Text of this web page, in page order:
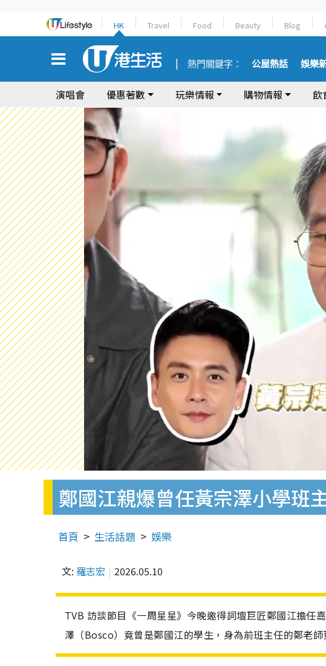
HK Travel Food Beauty Blog
熱門關鍵字： 公屋熱話 娛樂
演唱會 優惠著數 玩樂情報 購物情報 飲
鄭國江親爆曾任黃宗澤小學班
首頁 生活話題 娛樂
文: 羅志宏 2026.05.10
TVB 訪談節目《一周星星》今晚邀得詞壇巨匠鄭國江擔任
澤（Bosco）竟曾是鄭國江的學生，身為前班主任的鄭老